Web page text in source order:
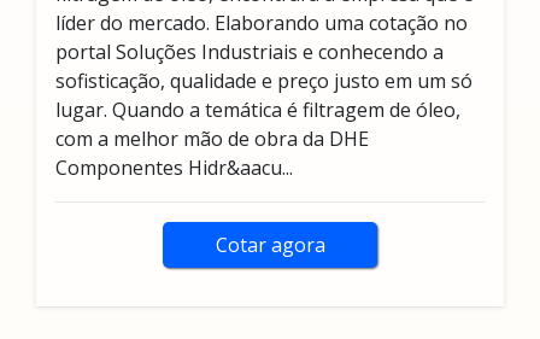
líder do mercado. Elaborando uma cotação no
portal Soluções Industriais e conhecendo a
sofisticação, qualidade e preço justo em um só
lugar. Quando a temática é filtragem de óleo,
com a melhor mão de obra da DHE
Componentes Hidr&aacu...
Cotar agora